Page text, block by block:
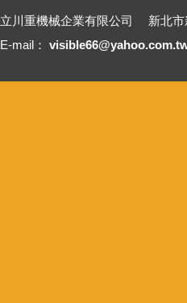
立川重機械企業有限公司 新北市
E-mail：